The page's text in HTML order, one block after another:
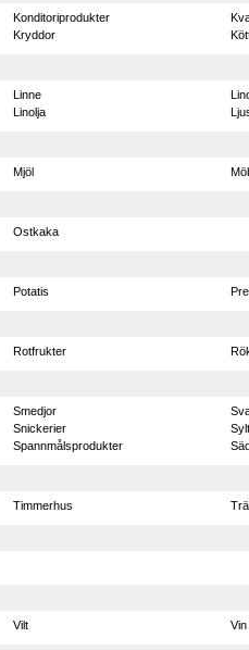
Konditoriprodukter
Kryddor
Linne
Linolja
Mjöl
Ostkaka
Potatis
Rotfrukter
Smedjor
Snickerier
Spannmålsprodukter
Timmerhus
Vilt Vin